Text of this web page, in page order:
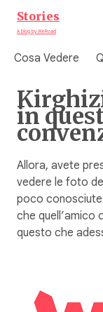
Stories
A blog by WeRoad
Cosa Vedere
in
Allora, avete
vedere le foto
poco
che quell’amico
questo che